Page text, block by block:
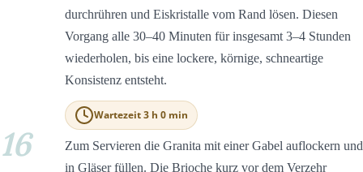
durchrühren und Eiskristalle vom Rand lösen. Diesen
Vorgang alle 30–40 Minuten für insgesamt 3–4 Stunden
wiederholen, bis eine lockere, körnige, schneartige
Konsistenz entsteht.
Wartezeit 3 h 0 min
16
Zum Servieren die Granita mit einer Gabel auflockern und
in Gläser füllen. Die Brioche kurz vor dem Verzehr